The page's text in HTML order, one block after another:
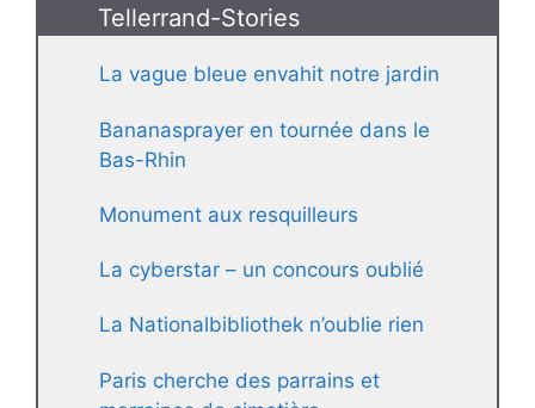
Tellerrand-Stories
La vague bleue envahit notre jardin
Bananasprayer en tournée dans le
Bas-Rhin
Monument aux resquilleurs
La cyberstar – un concours oublié
La Nationalbibliothek n’oublie rien
Paris cherche des parrains et